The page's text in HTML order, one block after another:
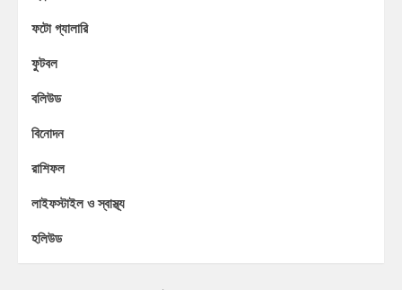
ফটো গ্যালারি
ফুটবল
বলিউড
বিনোদন
রাশিফল
লাইফস্টাইল ও স্বাস্থ্য
হলিউড